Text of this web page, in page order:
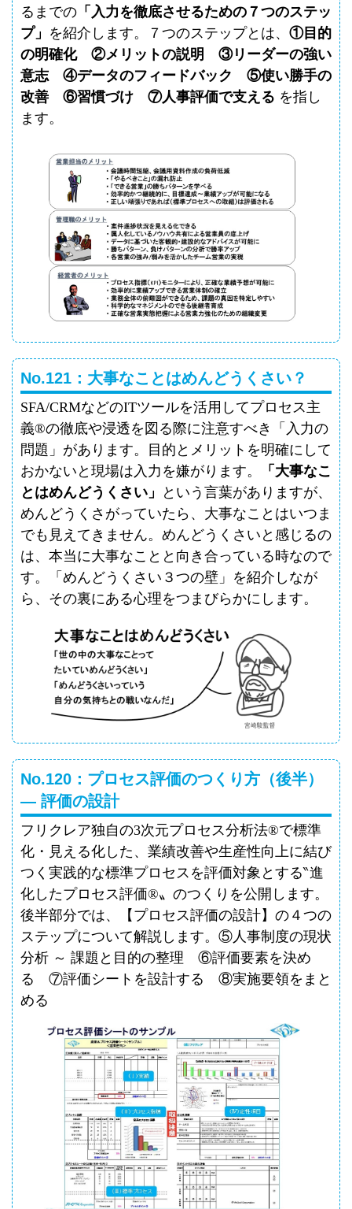
るまでの 「入力を徹底させるための７つのステッ
プ」 を紹介します。７つのステップとは、 ①目的
の明確化 ②メリットの説明 ③リーダーの強い
意志 ④データのフィードバック ⑤使い勝手の
改善 ⑥習慣づけ ⑦人事評価で支える を指し
ます。
No.121：大事なことはめんどうくさい？
SFA/CRMなどのITツールを活用してプロセス主
義®の徹底や浸透を図る際に注意すべき「入力の
問題」があります。目的とメリットを明確にして
おかないと現場は入力を嫌がります。
「大事なこ
とはめんどうくさい」
という言葉がありますが、
めんどうくさがっていたら、大事なことはいつま
でも見えてきません。めんどうくさいと感じるの
は、本当に大事なことと向き合っている時なので
す。「めんどうくさい３つの壁」を紹介しなが
ら、その裏にある心理をつまびらかにします。
No.120：プロセス評価のつくり方（後半）
― 評価の設計
フリクレア独自の3次元プロセス分析法®で標準
化・見える化した、業績改善や生産性向上に結び
つく実践的な標準プロセスを評価対象とする‶進
化したプロセス評価®〟のつくりを公開します。
後半部分では、【プロセス評価の設計】の４つの
ステップについて解説します。⑤人事制度の現状
分析 ～ 課題と目的の整理 ⑥評価要素を決め
る ⑦評価シートを設計する ⑧実施要領をまと
める